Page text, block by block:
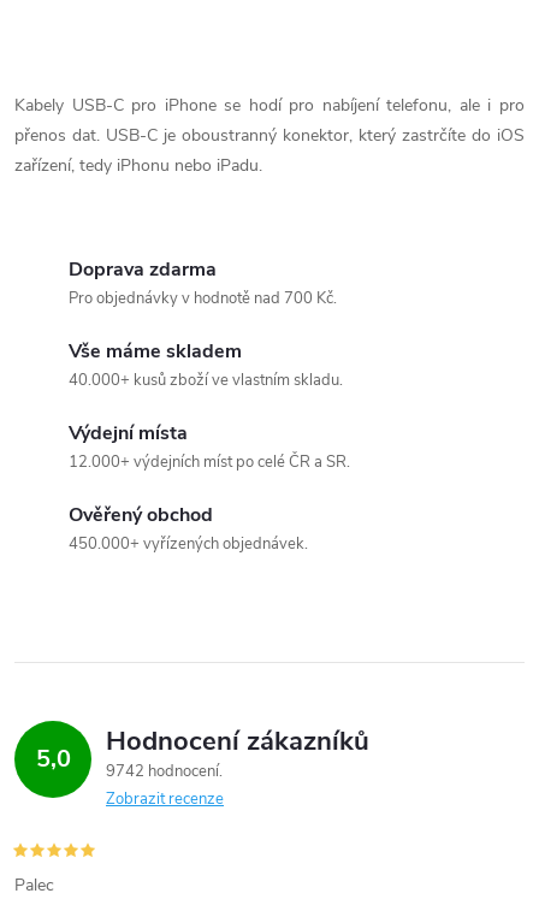
v
l
ý
p
i
s
Kabely USB-C pro iPhone se hodí pro nabíjení telefonu, ale i pro
přenos dat. USB-C je oboustranný konektor, který zastrčíte do iOS
zařízení, tedy iPhonu nebo iPadu.
Doprava zdarma
Pro objednávky v hodnotě nad 700 Kč.
Vše máme skladem
40.000+ kusů zboží ve vlastním skladu.
Výdejní místa
12.000+ výdejních míst po celé ČR a SR.
Ověřený obchod
450.000+ vyřízených objednávek.
5,0 Hodnocení zákazníků
9742 hodnocení
Zobrazit recenze
Palec